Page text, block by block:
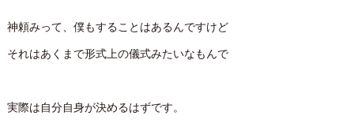
神頼みって、僕もすることはあるんですけど
それはあくまで形式上の儀式みたいなもんで
実際は自分自身が決めるはずです。